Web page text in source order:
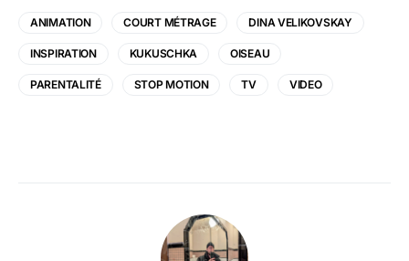
ANIMATION COURT MÉTRAGE DINA VELIKOVSKAY
INSPIRATION KUKUSCHKA OISEAU
PARENTALITÉ STOP MOTION TV VIDEO